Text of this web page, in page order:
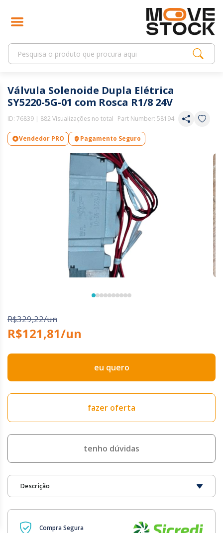
Válvula Solenoide Dupla Elétrica
SY5220-5G-01 com Rosca R1/8 24V
ID: 76839 | 882 Visualizações no total Part Number: 58194
Vendedor PRO Pagamento Seguro
R$329,22/un
R$121,81/un
eu quero
fazer oferta
tenho dúvidas
Descrição
Compra Segura